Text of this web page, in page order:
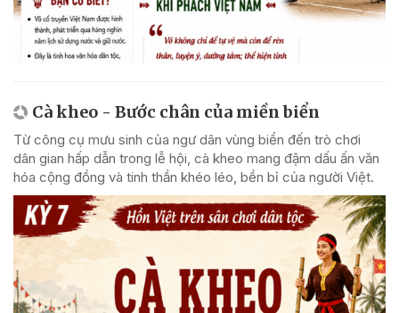
Cà kheo - Bước chân của miền biển
Từ công cụ mưu sinh của ngư dân vùng biển đến trò chơi
dân gian hấp dẫn trong lễ hội, cà kheo mang đậm dấu ấn văn
hóa cộng đồng và tinh thần khéo léo, bền bỉ của người Việt.